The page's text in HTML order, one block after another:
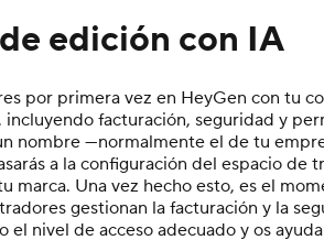
edición con IA
por primera vez en HeyGen con tu
facturación, seguridad y
nombre —normalmente el de tu
a la configuración del espacio de
marca. Una vez hecho esto, es el
gestionan la facturación y la
el nivel de acceso adecuado y os